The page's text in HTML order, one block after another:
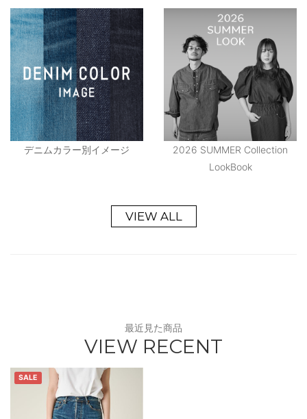
デニムカラー別イメージ
2026 SUMMER Collection
LookBook
VIEW ALL
最近見た商品
VIEW RECENT
SALE